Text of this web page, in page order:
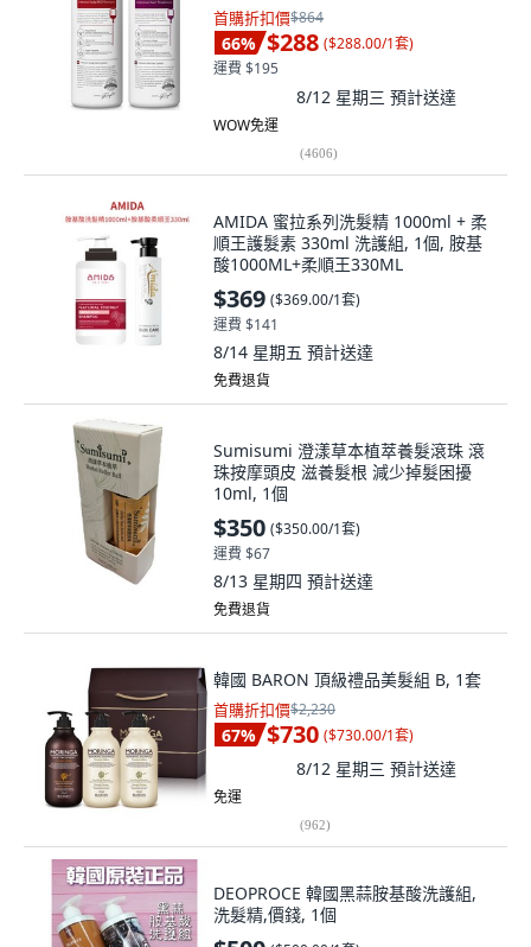
首購折扣價$864
66% $288 ($288.00/1套)
運費 $195
8/12 星期三 預計送達
WOW免運
(4606)
AMIDA 蜜拉系列洗髮精 1000ml + 柔
順王護髮素 330ml 洗護組, 1個, 胺基
酸1000ML+柔順王330ML
$369 ($369.00/1套)
運費 $141
8/14 星期五 預計送達
免費退貨
Sumisumi 澄漾草本植萃養髮滾珠 滾
珠按摩頭皮 滋養髮根 減少掉髮困擾
10ml, 1個
$350 ($350.00/1套)
運費 $67
8/13 星期四 預計送達
免費退貨
韓國 BARON 頂級禮品美髮組 B, 1套
首購折扣價$2,230
67% $730 ($730.00/1套)
8/12 星期三 預計送達
免運
(962)
DEOPROCE 韓國黑蒜胺基酸洗護組,
洗髮精,價錢, 1個